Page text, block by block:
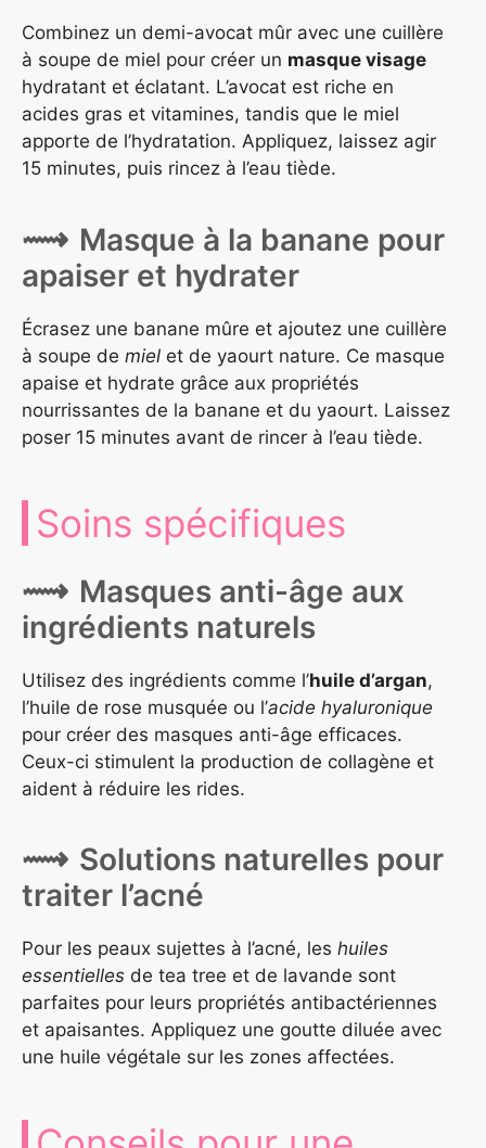
Combinez un demi-avocat mûr avec une cuillère
à soupe de miel pour créer un masque visage
hydratant et éclatant. L’avocat est riche en
acides gras et vitamines, tandis que le miel
apporte de l’hydratation. Appliquez, laissez agir
15 minutes, puis rincez à l’eau tiède.
Masque à la banane pour
apaiser et hydrater
Écrasez une banane mûre et ajoutez une cuillère
à soupe de miel et de yaourt nature. Ce masque
apaise et hydrate grâce aux propriétés
nourrissantes de la banane et du yaourt. Laissez
poser 15 minutes avant de rincer à l’eau tiède.
Soins spécifiques
Masques anti-âge aux
ingrédients naturels
Utilisez des ingrédients comme l’huile d’argan,
l’huile de rose musquée ou l’acide hyaluronique
pour créer des masques anti-âge efficaces.
Ceux-ci stimulent la production de collagène et
aident à réduire les rides.
Solutions naturelles pour
traiter l’acné
Pour les peaux sujettes à l’acné, les huiles
essentielles de tea tree et de lavande sont
parfaites pour leurs propriétés antibactériennes
et apaisantes. Appliquez une goutte diluée avec
une huile végétale sur les zones affectées.